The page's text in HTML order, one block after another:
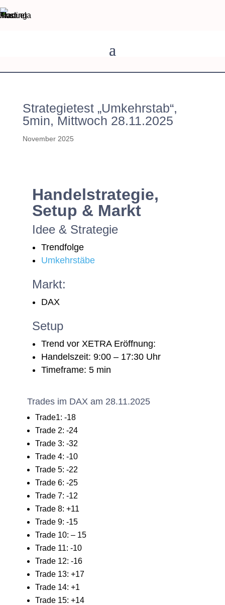
Strategietest „Umkehrstab“,
5min, Mittwoch 28.11.2025
November 2025
Handelstrategie,
Setup & Markt
Idee & Strategie
Trendfolge
Umkehrstäbe
Markt:
DAX
Setup
Trend vor XETRA Eröffnung:
Handelszeit: 9:00 – 17:30 Uhr
Timeframe: 5 min
Trades im DAX am 28.11.2025
Trade1: -18
Trade 2: -24
Trade 3: -32
Trade 4: -10
Trade 5: -22
Trade 6: -25
Trade 7: -12
Trade 8: +11
Trade 9: -15
Trade 10: – 15
Trade 11: -10
Trade 12: -16
Trade 13: +17
Trade 14: +1
Trade 15: +14